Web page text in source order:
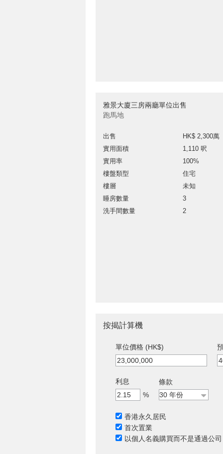
雅景大廈三房兩廳單位出售
跑馬地
出售
HK$ 2,300萬
實用面積
1,110 呎
實用率
100%
樓盤類型
住宅
樓層
未知
睡房數量
3
洗手間數量
2
按揭計算機
單位價格 (HK$)
利息
%
條款
香港永久居民
首次置業
以個人名義購買而不是通過公司